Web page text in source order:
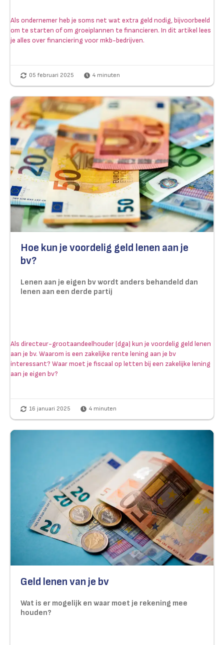
Als ondernemer heb je soms net wat extra geld nodig, bijvoorbeeld
om te starten of om groeiplannen te financieren. In dit artikel lees
je alles over financiering voor mkb-bedrijven.
05 februari 2025 4 minuten
Hoe kun je voordelig geld lenen aan je
bv?
Lenen aan je eigen bv wordt anders behandeld dan
lenen aan een derde partij
Als directeur-grootaandeelhouder (dga) kun je voordelig geld lenen
aan je bv. Waarom is een zakelijke rente lening aan je bv
interessant? Waar moet je fiscaal op letten bij een zakelijke lening
aan je eigen bv?
16 januari 2025 4 minuten
Geld lenen van je bv
Wat is er mogelijk en waar moet je rekening mee
houden?